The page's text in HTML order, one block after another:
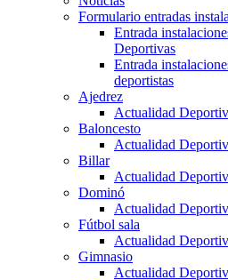
Formulario entradas
Entrada
Deportivas
Entrada
deportistas
Ajedrez
Actualidad
Baloncesto
Actualidad
Billar
Actualidad
Dominó
Actualidad
Fútbol sala
Actualidad
Gimnasio
Actualidad